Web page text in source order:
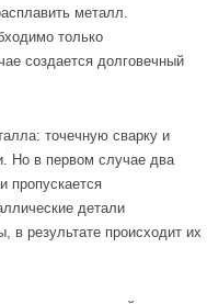
металл.
только
создается долговечный
точечную сварку и
Но в первом случае два
пропускается
детали
в результате происходит их